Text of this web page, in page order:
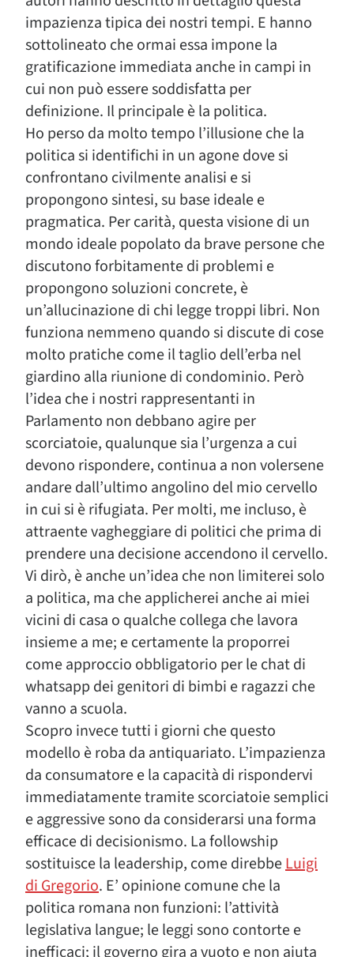
impazienza tipica dei nostri tempi. E hanno
sottolineato che ormai essa impone la
gratificazione immediata anche in campi in
cui non può essere soddisfatta per
definizione. Il principale è la politica.
Ho perso da molto tempo l’illusione che la
politica si identifichi in un agone dove si
confrontano civilmente analisi e si
propongono sintesi, su base ideale e
pragmatica. Per carità, questa visione di un
mondo ideale popolato da brave persone che
discutono forbitamente di problemi e
propongono soluzioni concrete, è
un’allucinazione di chi legge troppi libri. Non
funziona nemmeno quando si discute di cose
molto pratiche come il taglio dell’erba nel
giardino alla riunione di condominio. Però
l’idea che i nostri rappresentanti in
Parlamento non debbano agire per
scorciatoie, qualunque sia l’urgenza a cui
devono rispondere, continua a non volersene
andare dall’ultimo angolino del mio cervello
in cui si è rifugiata. Per molti, me incluso, è
attraente vagheggiare di politici che prima di
prendere una decisione accendono il cervello.
Vi dirò, è anche un’idea che non limiterei solo
a politica, ma che applicherei anche ai miei
vicini di casa o qualche collega che lavora
insieme a me; e certamente la proporrei
come approccio obbligatorio per le chat di
whatsapp dei genitori di bimbi e ragazzi che
vanno a scuola.
Scopro invece tutti i giorni che questo
modello è roba da antiquariato. L’impazienza
da consumatore e la capacità di rispondervi
immediatamente tramite scorciatoie semplici
e aggressive sono da considerarsi una forma
efficace di decisionismo. La followship
sostituisce la leadership, come direbbeLuigi
di Gregorio. E’ opinione comune che la
politica romana non funzioni: l’attività
legislativa langue; le leggi sono contorte e
inefficaci; il governo gira a vuoto e non aiuta